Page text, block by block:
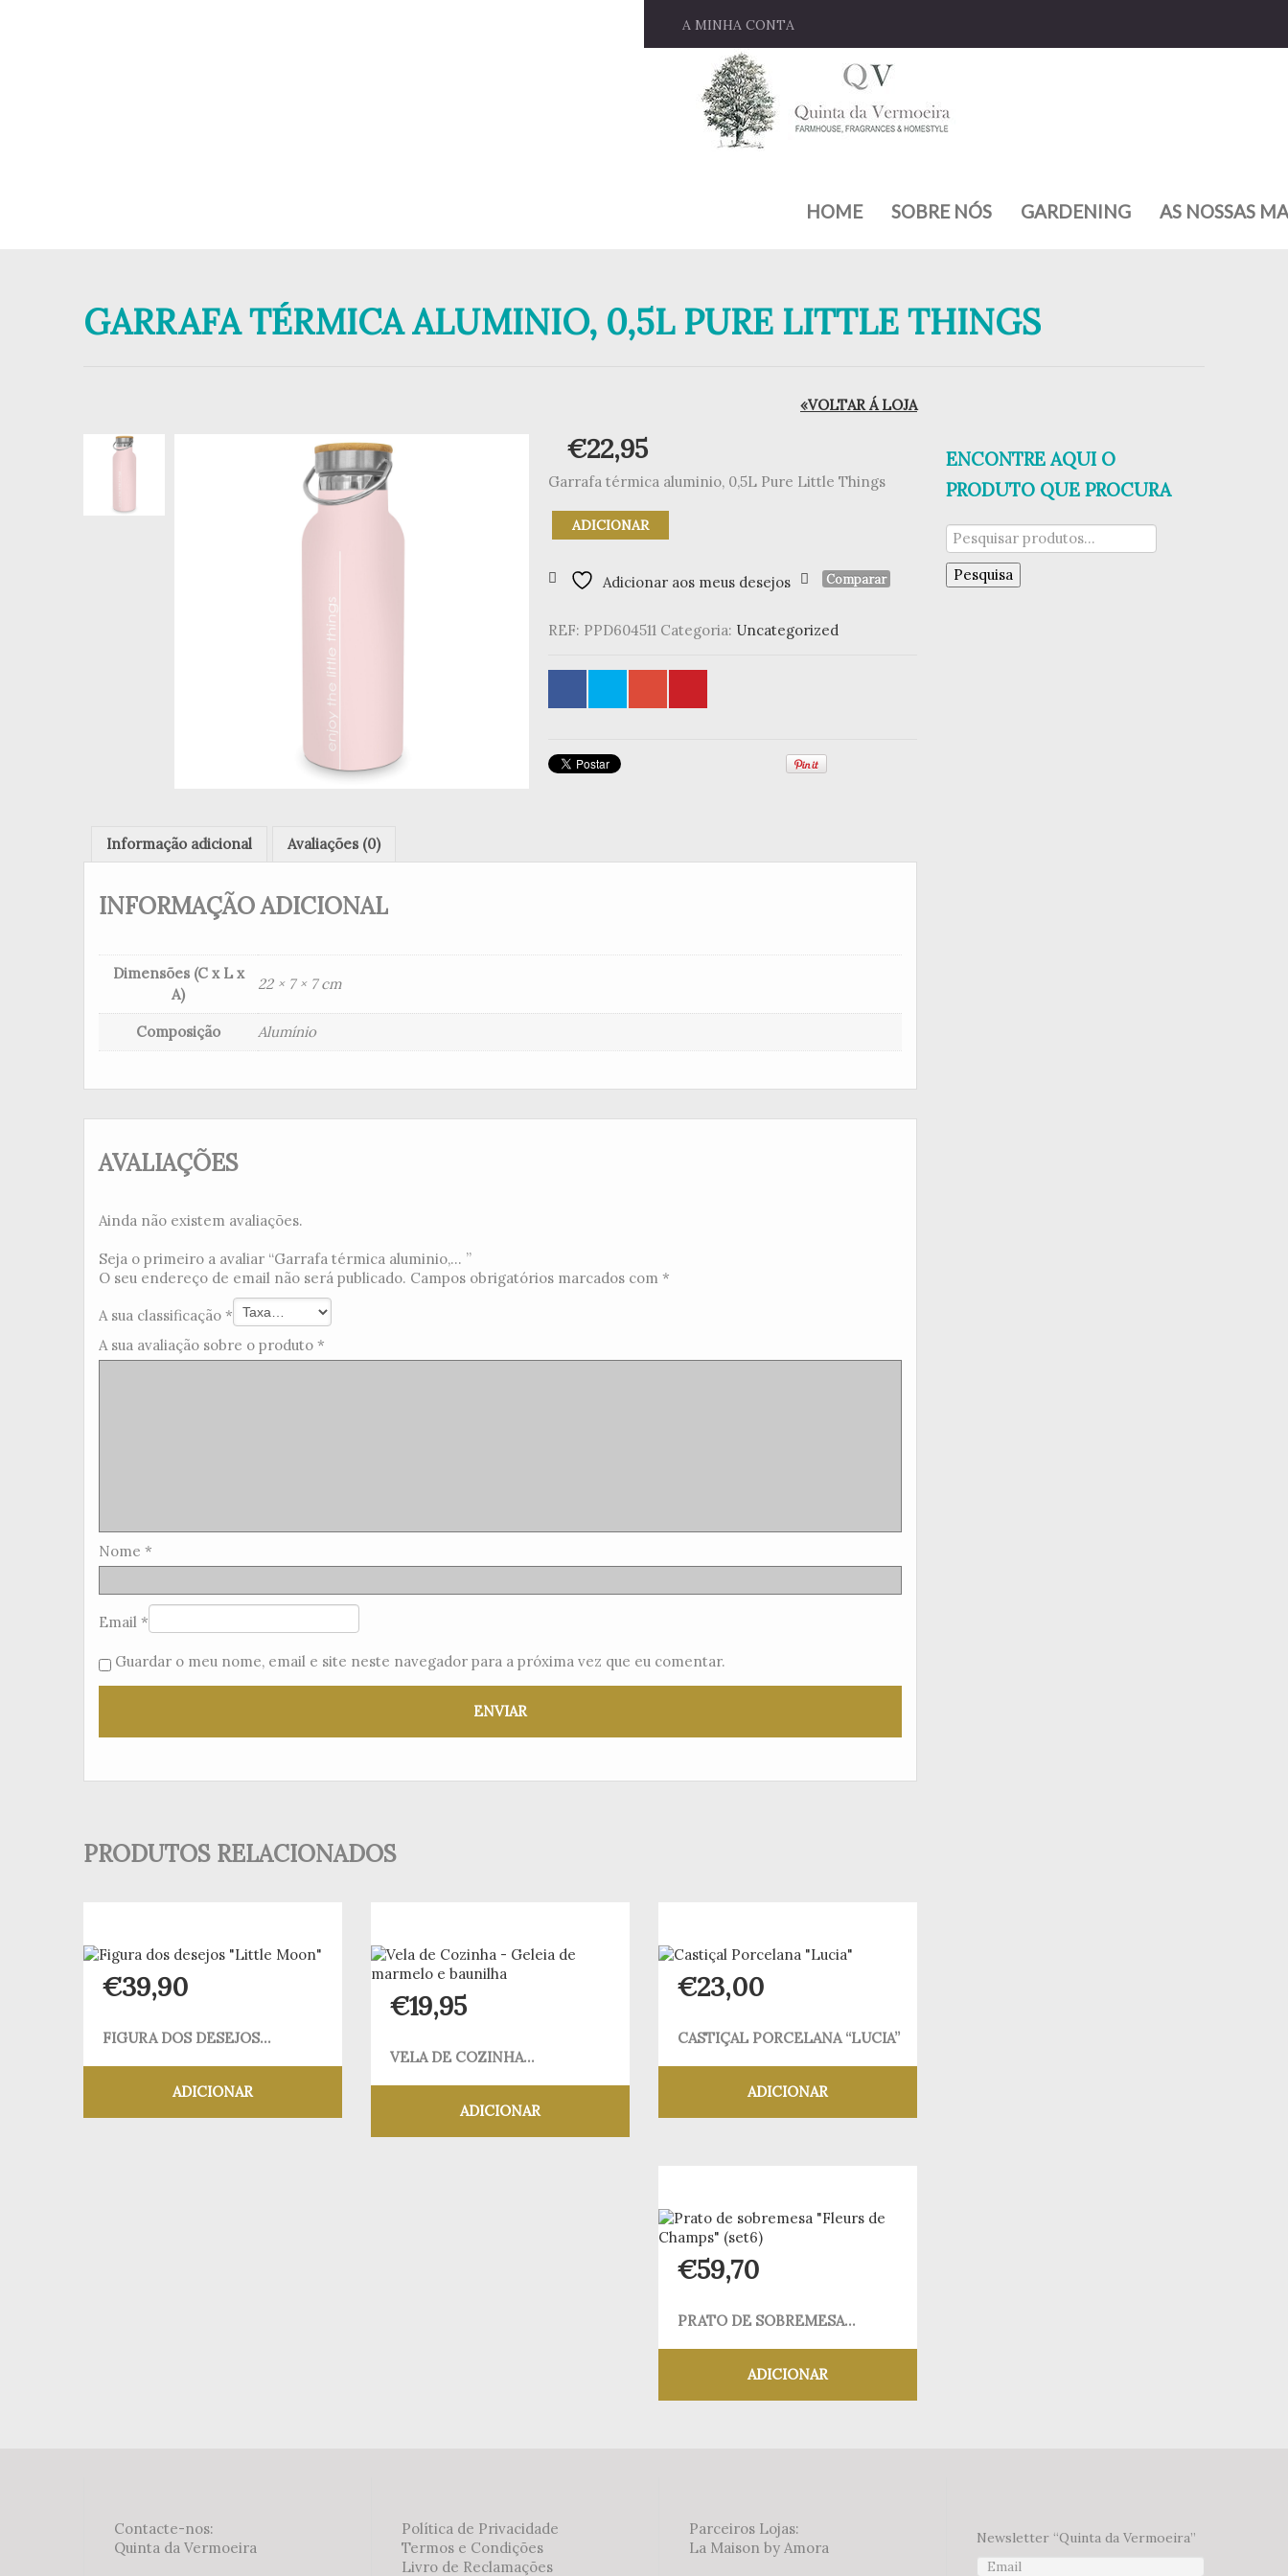
A MINHA CONTA
HOME SOBRE NÓS GARDENING AS NOSSAS
GARRAFA TÉRMICA ALUMINIO, 0,5L PURE LITTLE THINGS
«VOLTAR Á LOJA
€22,95
Garrafa térmica aluminio, 0,5L Pure Little Things
Quantidade
de
térmica
aluminio,
Pure
Things
ADICIONAR
Adicionar aos meus desejos Comparar
REF: PPD604511 Categoria: Uncategorized
Informação adicional Avaliações (0)
INFORMAÇÃO ADICIONAL
Dimensões (C x L x
A)
22 × 7 × 7 cm
Composição Alumínio
AVALIAÇÕES
Ainda não existem avaliações.
Seja o primeiro a avaliar “Garrafa térmica aluminio,... ”
O seu endereço de email não será publicado. Campos obrigatórios marcados com *
A sua classificação *
A sua avaliação sobre o produto *
Nome *
Email *
Guardar o meu nome, email e site neste navegador para a próxima vez que eu comentar.
PRODUTOS RELACIONADOS
€39,90
FIGURA DOS DESEJOS...
ADICIONAR
€19,95
VELA DE COZINHA...
ADICIONAR
€23,00
CASTIÇAL PORCELANA “LUCIA”
ADICIONAR
€59,70
PRATO DE SOBREMESA...
ADICIONAR
ENCONTRE AQUI O
PRODUTO QUE PROCURA
Pesquisar
por:
Pesquisa
Contacte-nos:
Quinta da Vermoeira
Política de Privacidade
Termos e Condições
Livro de Reclamações
Parceiros Lojas:
La Maison by Amora
Newsletter “Quinta da Vermoeira”